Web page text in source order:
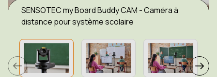
SENSOTEC my Board Buddy CAM - Caméra à
distance pour système scolaire